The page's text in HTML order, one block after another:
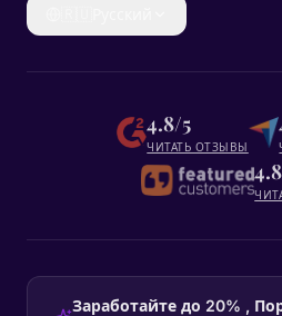
4.8/5
ЧИТАТЬ ОТЗЫВЫ
Заработайте до 20% ,